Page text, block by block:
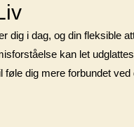
dig i dag, og din fleksible
kan let
føle dig mere forbundet